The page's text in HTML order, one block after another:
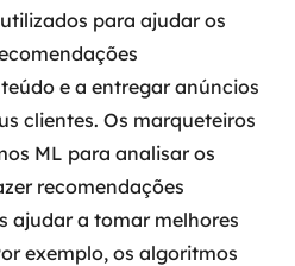
para ajudar os
e a entregar anúncios
clientes. Os marqueteiros
ML para analisar os
recomendações
ajudar a tomar melhores
exemplo, os algoritmos